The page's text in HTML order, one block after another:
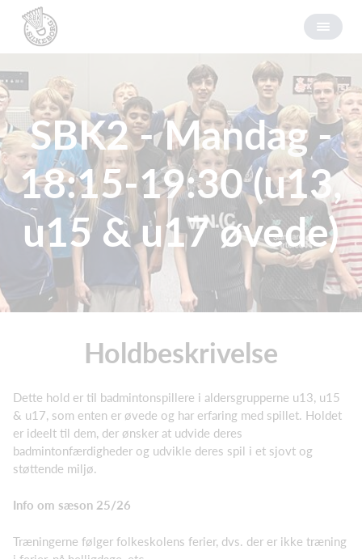
SBK2 - Mandag -
18:15-19:30 (u13,
u15 & u17 øvede)
Holdbeskrivelse
Dette hold er til badmintonspillere i aldersgrupperne u13, u15
& u17, som enten er øvede og har erfaring med spillet. Holdet
er ideelt til dem, der ønsker at udvide deres
badmintonfærdigheder og udvikle deres spil i et sjovt og
støttende miljø.
Info om sæson 25/26
Træningerne følger folkeskolens ferier, dvs. der er ikke træning